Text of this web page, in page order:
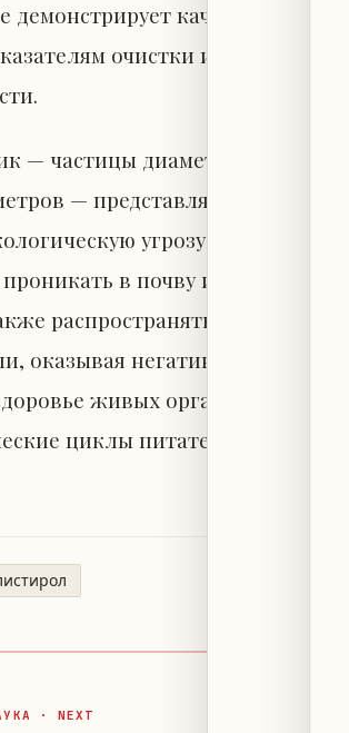
демонстрирует качественный
очистки и общей
— частицы диаметром менее
— представляет собой
угрозу из-за своей
в почву и водные
распространяться по
оказывая негативное
живых организмов и
циклы питательных
· NEXT